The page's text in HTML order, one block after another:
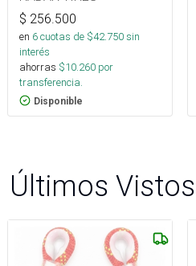
$ 256.500
en 6cuotas de $42.750sin
interés
ahorras $10.260 por
transferencia.
Disponible
Últimos Vistos